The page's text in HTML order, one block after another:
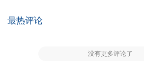
最热评论
没有更多评论了